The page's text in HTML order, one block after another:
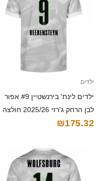
ילדים
ילדים לינת' בירנשטיין #9 אפור
לבן הרחק ג'רזי 2025/26 חולצה
קצרה
₪175.32